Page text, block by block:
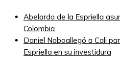
Abelardo de la Espriella
Colombia
Daniel Noboallegó a Cali
Espriella en su investidura